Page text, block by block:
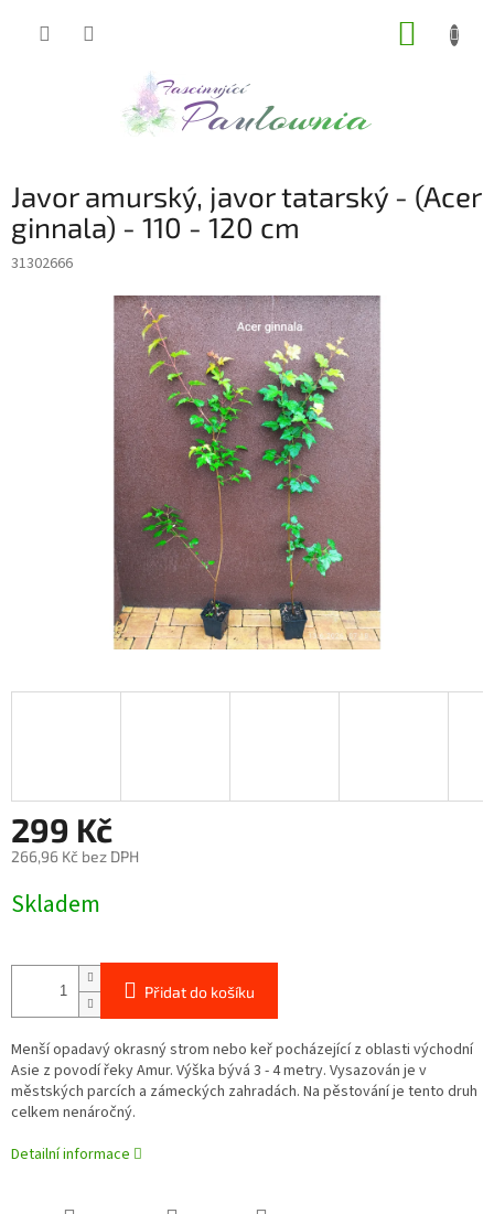
Javor amurský, javor tatarský - (Acer
ginnala) - 110 - 120 cm
31302666
299 Kč
266,96 Kč bez DPH
cena:
Skladem
Přidat do košíku
Menší opadavý okrasný strom nebo keř pocházející z oblasti východní
Asie z povodí řeky Amur. Výška bývá 3 - 4 metry. Vysazován je v
městských parcích a zámeckých zahradách. Na pěstování je tento druh
celkem nenáročný.
Detailní informace